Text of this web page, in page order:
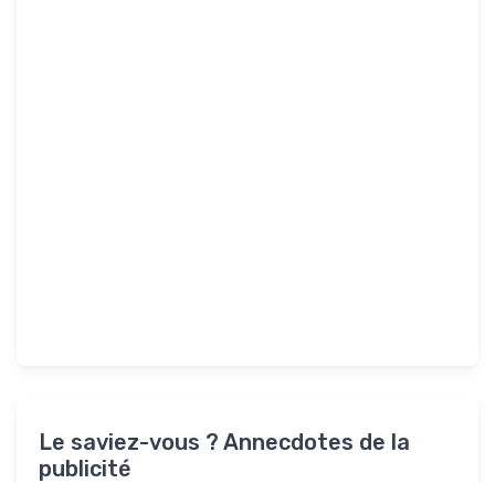
Le saviez-vous ? Annecdotes de la
publicité